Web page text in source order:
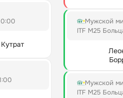
Мужской
ITF M25
Мужской
ITF M25